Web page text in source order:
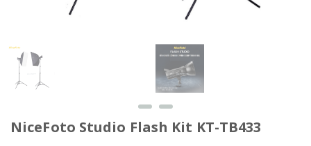
NiceFoto Studio Flash Kit KT-TB433